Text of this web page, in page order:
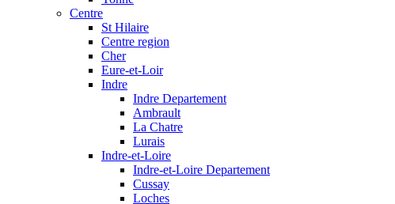
Centre
St Hilaire
Centre region
Cher
Eure-et-Loir
Indre
Indre Departement
Ambrault
La Chatre
Lurais
Indre-et-Loire
Indre-et-Loire Departement
Cussay
Loches